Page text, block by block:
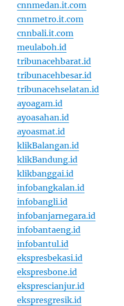
cnnmedan.it.com
cnnmetro.it.com
cnnbali.it.com
meulaboh.id
tribunacehbarat.id
tribunacehbesar.id
tribunacehselatan.id
ayoagam.id
ayoasahan.id
ayoasmat.id
klikBalangan.id
klikBandung.id
klikbanggai.id
infobangkalan.id
infobangli.id
infobanjarnegara.id
infobantaeng.id
infobantul.id
ekspresbekasi.id
ekspresbone.id
eksprescianjur.id
ekspresgresik.id